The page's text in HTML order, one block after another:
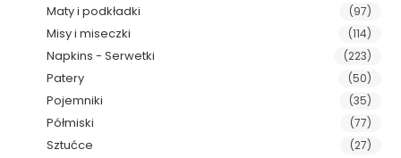
Maty i podkładki (97)
Misy i miseczki (114)
Napkins - Serwetki (223)
Patery (50)
Pojemniki (35)
Półmiski (77)
Sztućce (27)